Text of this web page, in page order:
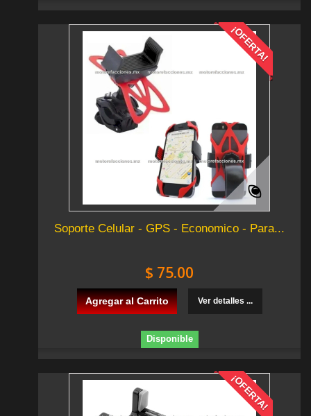
¡OFERTA!
Soporte Celular - GPS - Economico - Para...
$ 75.00
Agregar al Carrito Ver detalles ...
Disponible
¡OFERTA!